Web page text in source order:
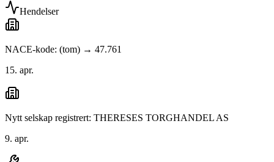
Hendelser
NACE-kode: (tom) → 47.761
15. apr.
Nytt selskap registrert: THERESES TORGHANDEL AS
9. apr.